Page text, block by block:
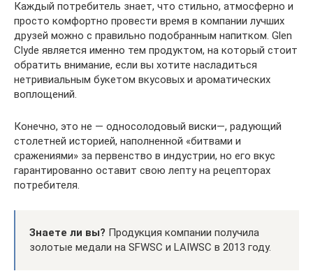
Каждый потребитель знает, что стильно, атмосферно и
просто комфортно провести время в компании лучших
друзей можно с правильно подобранным напитком. Glen
Clyde является именно тем продуктом, на который стоит
обратить внимание, если вы хотите насладиться
нетривиальным букетом вкусовых и ароматических
воплощений.
Конечно, это не — односолодовый виски—, радующий
столетней историей, наполненной «битвами и
сражениями» за первенство в индустрии, но его вкус
гарантированно оставит свою лепту на рецепторах
потребителя.
Знаете ли вы? Продукция компании получила
золотые медали на SFWSC и LAIWSC в 2013 году.